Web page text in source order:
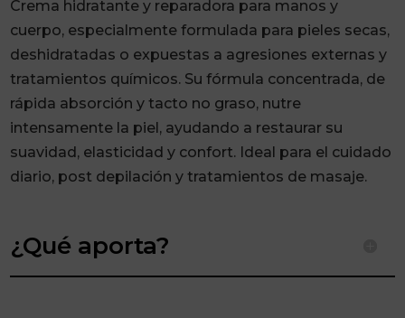
Crema hidratante y reparadora para manos y
cuerpo, especialmente formulada para pieles secas,
deshidratadas o expuestas a agresiones externas y
tratamientos químicos. Su fórmula concentrada, de
rápida absorción y tacto no graso, nutre
intensamente la piel, ayudando a restaurar su
suavidad, elasticidad y confort. Ideal para el cuidado
diario, post depilación y tratamientos de masaje.
¿Qué aporta?